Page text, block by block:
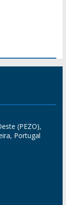
(PEZO),
Portugal